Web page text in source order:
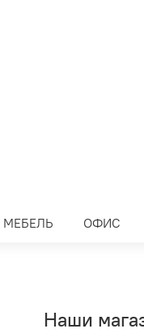
МЕБЕЛЬ ОФИС
Наши